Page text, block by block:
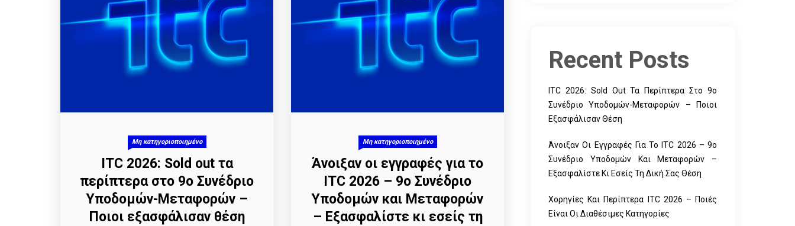
Μη κατηγοριοποιημένο
ITC 2026: Sold out τα
περίπτερα στο 9ο Συνέδριο
Υποδομών-Μεταφορών –
Ποιοι εξασφάλισαν θέση
Μη κατηγοριοποιημένο
Άνοιξαν οι εγγραφές για το
ITC 2026 – 9ο Συνέδριο
Υποδομών και Μεταφορών
– Εξασφαλίστε κι εσείς τη
Recent Posts
ITC 2026: Sold Out Τα Περίπτερα Στο 9ο
Συνέδριο Υποδομών-Μεταφορών – Ποιοι
Εξασφάλισαν Θέση
Άνοιξαν Οι Εγγραφές Για Το ITC 2026 – 9ο
Συνέδριο Υποδομών Και Μεταφορών –
Εξασφαλίστε Κι Εσείς Τη Δική Σας Θέση
Χορηγίες Και Περίπτερα ITC 2026 – Ποιές
Είναι Οι Διαθέσιμες Κατηγορίες